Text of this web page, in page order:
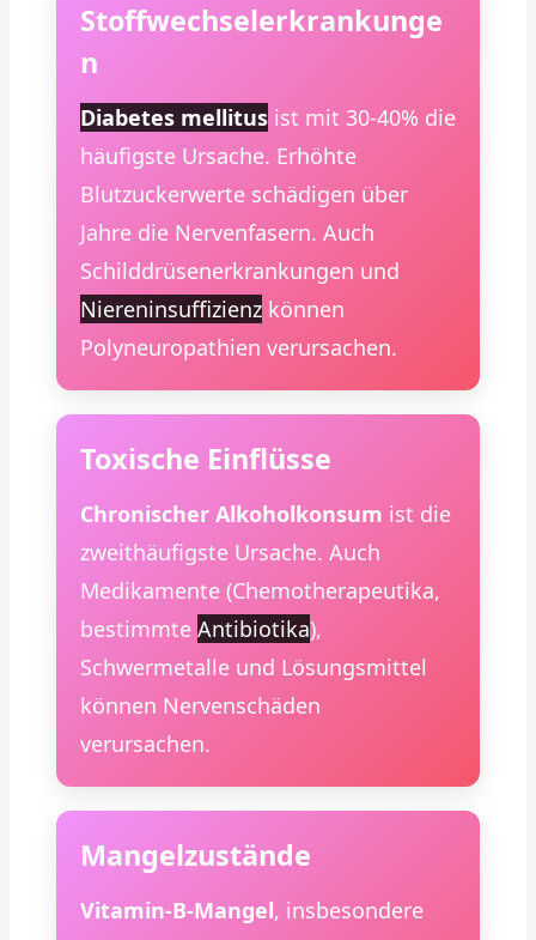
Stoffwechselerkrankunge
n
Diabetes mellitus ist mit 30-40% die
häufigste Ursache. Erhöhte
Blutzuckerwerte schädigen über
Jahre die Nervenfasern. Auch
Schilddrüsenerkrankungen und
Niereninsuffizienz können
Polyneuropathien verursachen.
Toxische Einflüsse
Chronischer Alkoholkonsum ist die
zweithäufigste Ursache. Auch
Medikamente (Chemotherapeutika,
bestimmte Antibiotika),
Schwermetalle und Lösungsmittel
können Nervenschäden
verursachen.
Mangelzustände
Vitamin-B-Mangel, insbesondere